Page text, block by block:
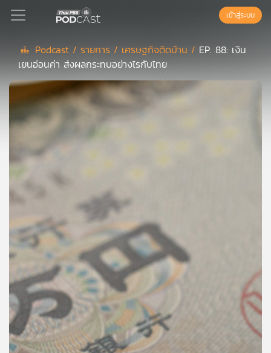
Podcast
เพล
ย์
แนะนำ
สต์
ของ
คุณ
เพลง
เข้าสู่ระบบ
Podcast / รายการ / เศรษฐกิจติดบ้าน / EP. 88: เงิน
เยนอ่อนค่า ส่งผลกระทบอย่างไรกับไทย